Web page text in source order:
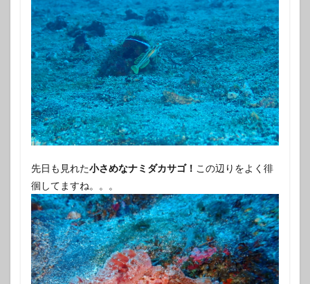
先日も見れた小さめなナミダカサゴ！ この辺りをよく徘
徊してますね。。。